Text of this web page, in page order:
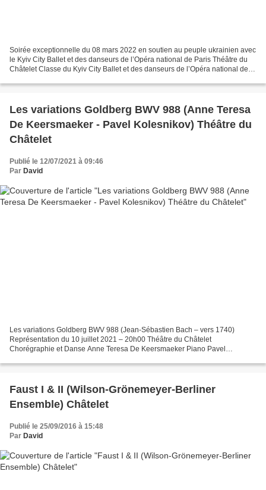
Soirée exceptionnelle du 08 mars 2022 en soutien au peuple ukrainien avec
le Kyiv City Ballet et des danseurs de l’Opéra national de Paris Théâtre du
Châtelet Classe du Kyiv City Ballet et des danseurs de l’Opéra national de
Les variations Goldberg BWV 988 (Anne Teresa
De Keersmaeker - Pavel Kolesnikov) Théâtre du
Châtelet
Publié le 12/07/2021 à 09:46
Par David
Les variations Goldberg BWV 988 (Jean-Sébastien Bach – vers 1740)
Représentation du 10 juillet 2021 – 20h00 Théâtre du Châtelet
Chorégraphie et Danse Anne Teresa De Keersmaeker Piano Pavel
Faust I & II (Wilson-Grönemeyer-Berliner
Ensemble) Châtelet
Publié le 25/09/2016 à 15:48
Par David